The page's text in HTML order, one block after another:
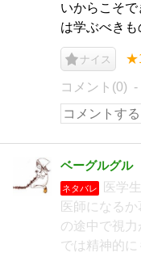
いからこそ
は学ぶべきも
ナイス
コメント(0)
ベーグルグル
ネタバレ
医学
医師になる
の途中で視
では精神的